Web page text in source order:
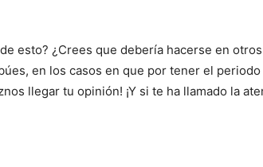
esto? ¿Crees que debería hacerse en
en los casos en que por tener el
llegar tu opinión! ¡Y si te ha llamado la